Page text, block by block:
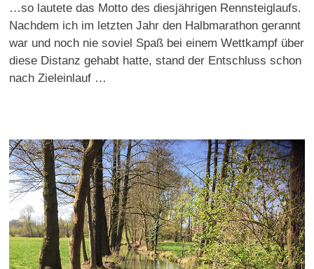
…so lautete das Motto des diesjährigen Rennsteiglaufs.
Nachdem ich im letzten Jahr den Halbmarathon gerannt
war und noch nie soviel Spaß bei einem Wettkampf über
diese Distanz gehabt hatte, stand der Entschluss schon
nach Zieleinlauf …